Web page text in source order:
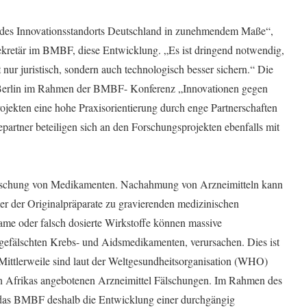
Innovationsstandorts Deutschland in zunehmendem Maße“,
im BMBF, diese Entwicklung. „Es ist dringend notwendig,
juristisch, sondern auch technologisch besser sichern.“ Die
im Rahmen der BMBF- Konferenz „Innovationen gegen
eine hohe Praxisorientierung durch enge Partnerschaften
beteiligen sich an den Forschungsprojekten ebenfalls mit
von Medikamenten. Nachahmung von Arzneimitteln kann
der Originalpräparate zu gravierenden medizinischen
oder falsch dosierte Wirkstoffe können massive
Krebs- und Aidsmedikamenten, verursachen. Dies ist
sind laut der Weltgesundheitsorganisation (WHO)
angebotenen Arzneimittel Fälschungen. Im Rahmen des
BMBF deshalb die Entwicklung einer durchgängig